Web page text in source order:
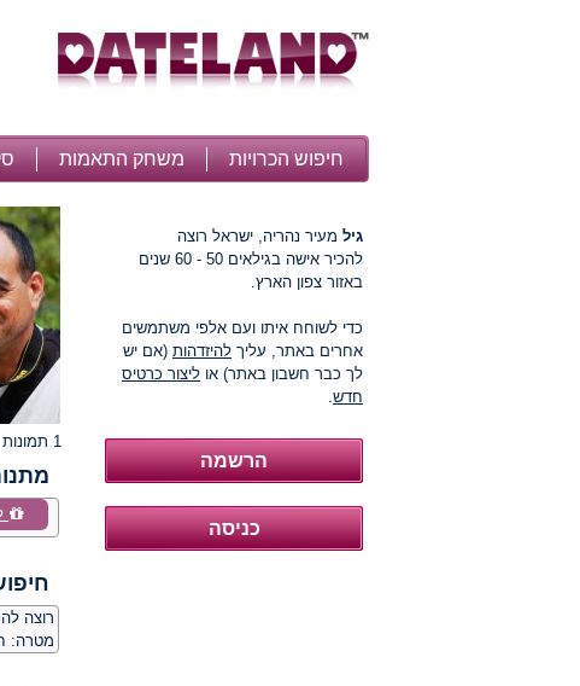
חיפוש הכרויות משחק התאמות
גיל מעיר נהריה, ישראל רוצה
להכיר אישה בגילאים 50 - 60 שנים
באזור צפון הארץ.
כדי לשוחח איתו ועם אלפי משתמשים
אחרים באתר, עליך להיזדהות (אם יש
לך כבר חשבון באתר) או ליצור כרטיס
חדש.
1 תמונות
רוצה
מטרה: